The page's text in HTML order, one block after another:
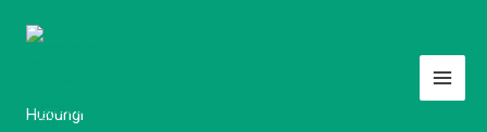
Hubungi